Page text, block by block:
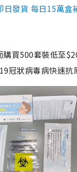
日發貨 每日15萬盒
買500套裝低至
冠狀病毒病快速抗